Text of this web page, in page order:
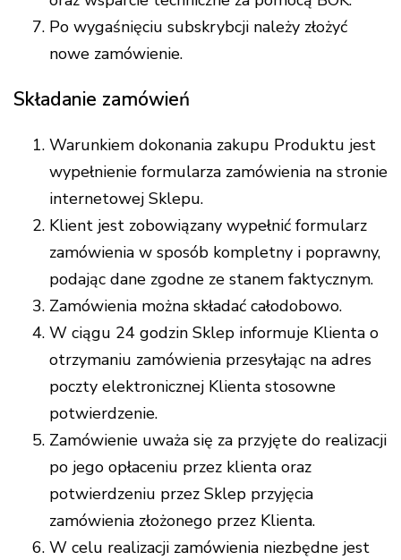
Po wygaśnięciu subskrybcji należy złożyć
nowe zamówienie.
Składanie zamówień
Warunkiem dokonania zakupu Produktu jest
wypełnienie formularza zamówienia na stronie
internetowej Sklepu.
Klient jest zobowiązany wypełnić formularz
zamówienia w sposób kompletny i poprawny,
podając dane zgodne ze stanem faktycznym.
Zamówienia można składać całodobowo.
W ciągu 24 godzin Sklep informuje Klienta o
otrzymaniu zamówienia przesyłając na adres
poczty elektronicznej Klienta stosowne
potwierdzenie.
Zamówienie uważa się za przyjęte do realizacji
po jego opłaceniu przez klienta oraz
potwierdzeniu przez Sklep przyjęcia
zamówienia złożonego przez Klienta.
W celu realizacji zamówienia niezbędne jest